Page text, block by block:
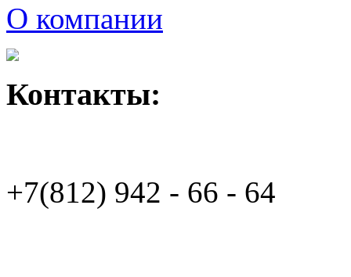
О компании
Контакты:
+7(812) 942 - 66 - 64